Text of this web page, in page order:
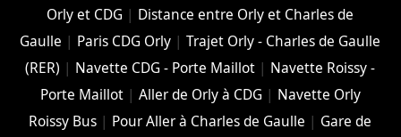
Orly et CDG | Distance entre Orly et Charles de
Gaulle | Paris CDG Orly |Trajet Orly - Charles de Gaulle
(RER) | Navette CDG - Porte Maillot | Navette Roissy -
Porte Maillot| Aller de Orly à CDG | Navette Orly
Roissy Bus | Pour Aller à Charles de Gaulle | Gare de